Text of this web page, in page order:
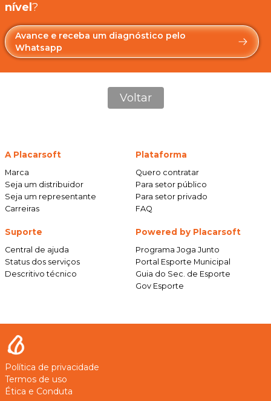
nível ?
Avance e receba um diagnóstico pelo
Whatsapp
Voltar
A Placarsoft
Marca
Seja um distribuidor
Seja um representante
Carreiras
Plataforma
Quero contratar
Para setor público
Para setor privado
FAQ
Suporte
Central de ajuda
Status dos serviços
Descritivo técnico
Powered by Placarsoft
Programa Joga Junto
Portal Esporte Municipal
Guia do Sec. de Esporte
Gov Esporte
Política de privacidade
Termos de uso
Ética e Conduta